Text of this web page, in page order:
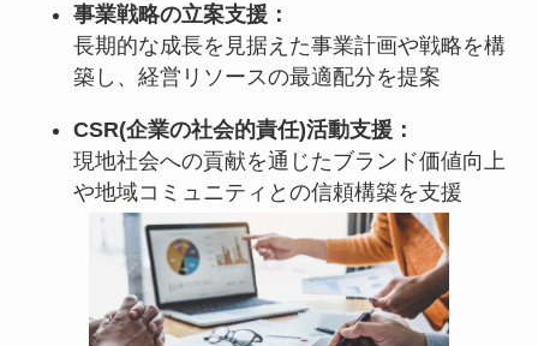
事業戦略の立案支援：
長期的な成長を見据えた事業計画や戦略を構
築し、経営リソースの最適配分を提案
CSR(企業の社会的責任)活動支援：
現地社会への貢献を通じたブランド価値向上
や地域コミュニティとの信頼構築を支援